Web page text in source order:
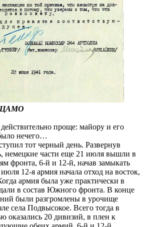
ЦАМО
проще: майору и его
нечего…
тот черный день. Развернув
немецкие части еще 21 июля вышли в
фронта, 6-й и 12-й, начав замыкать
12-я армия начала отход на восток,
армия была уже практически в
в состав Южного фронта. В конце
были разгромлены в урочище
села Подвысокое. Всего тогда в
оказались 20 дивизий, в плен к